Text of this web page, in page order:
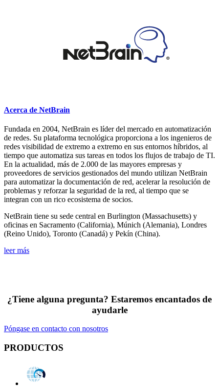
Acerca de NetBrain
Fundada en 2004, NetBrain es líder del mercado en automatización
de redes. Su plataforma tecnológica proporciona a los ingenieros de
redes visibilidad de extremo a extremo en sus entornos híbridos, al
tiempo que automatiza sus tareas en todos los flujos de trabajo de TI.
En la actualidad, más de 2.000 de las mayores empresas y
proveedores de servicios gestionados del mundo utilizan NetBrain
para automatizar la documentación de red, acelerar la resolución de
problemas y reforzar la seguridad de la red, al tiempo que se
integran con un rico ecosistema de socios.
NetBrain tiene su sede central en Burlington (Massachusetts) y
oficinas en Sacramento (California), Múnich (Alemania), Londres
(Reino Unido), Toronto (Canadá) y Pekín (China).
leer más
¿Tiene alguna pregunta? Estaremos encantados de
ayudarle
Póngase en contacto con nosotros
PRODUCTOS